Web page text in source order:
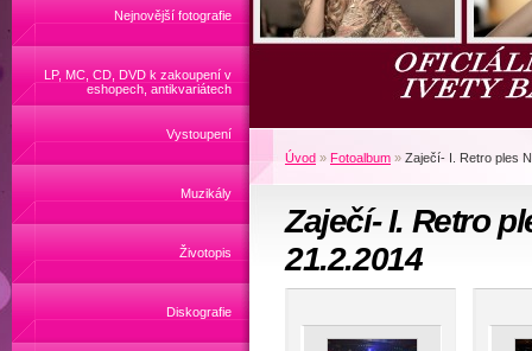
Nejnovější fotografie
LP, MC, CD, DVD k zakoupení v
eshopech, antikvariátech
Vystoupení
Muzikály
Životopis
Diskografie
Úvod » Fotoalbum » Zaječí- I. Retro ples
Zaječí- I. Retro
21.2.2014